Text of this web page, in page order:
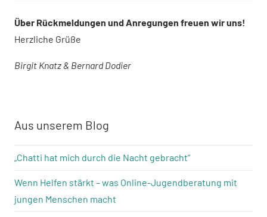
Über Rückmeldungen und Anregungen freuen wir uns!
Herzliche Grüße
Birgit Knatz & Bernard Dodier
Aus unserem Blog
„Chatti hat mich durch die Nacht gebracht“
Wenn Helfen stärkt – was Online-Jugendberatung mit
jungen Menschen macht